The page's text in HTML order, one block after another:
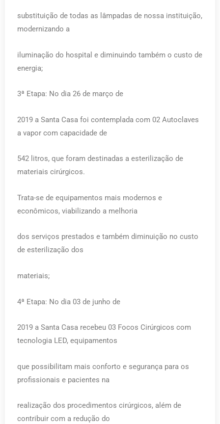
substituição de todas as lâmpadas de nossa instituição,
modernizando a
iluminação do hospital e diminuindo também o custo de
energia;
3ª Etapa: No dia 26 de março de
2019 a Santa Casa foi contemplada com 02 Autoclaves
a vapor com capacidade de
542 litros, que foram destinadas a esterilização de
materiais cirúrgicos.
Trata-se de equipamentos mais modernos e
econômicos, viabilizando a melhoria
dos serviços prestados e também diminuição no custo
de esterilização dos
materiais;
4ª Etapa: No dia 03 de junho de
2019 a Santa Casa recebeu 03 Focos Cirúrgicos com
tecnologia LED, equipamentos
que possibilitam mais conforto e segurança para os
profissionais e pacientes na
realização dos procedimentos cirúrgicos, além de
contribuir com a redução do